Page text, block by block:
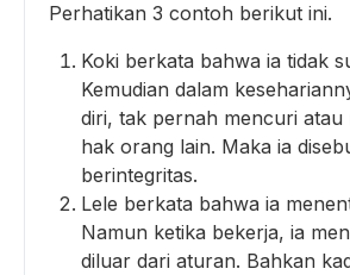
Perhatikan 3 contoh berikut ini.
Koki berkata bahwa ia tidak
Kemudian dalam
diri, tak pernah mencuri atau
hak orang lain. Maka ia
berintegritas.
Lele berkata bahwa ia
Namun ketika bekerja, ia
diluar dari aturan. Bahkan